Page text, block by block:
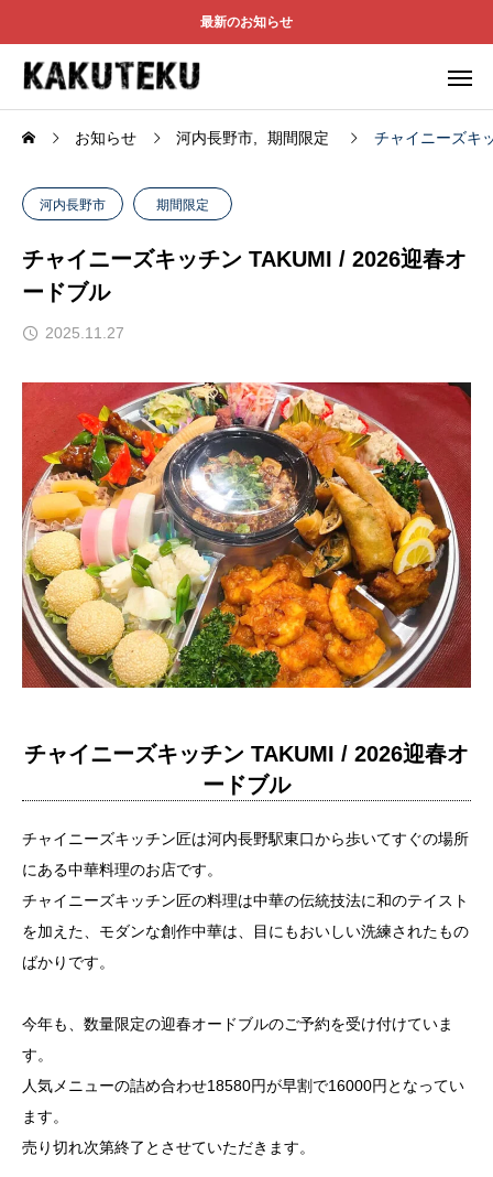
最新のお知らせ
お知らせ 河内長野市 期間限定 チャイニーズキ
河内長野市 期間限定
チャイニーズキッチン TAKUMI / 2026迎春オ
ードブル
2025.11.27
チャイニーズキッチン TAKUMI / 2026迎春オ
ードブル
チャイニーズキッチン匠は河内長野駅東口から歩いてすぐの場所
にある中華料理のお店です。
チャイニーズキッチン匠の料理は中華の伝統技法に和のテイスト
を加えた、モダンな創作中華は、目にもおいしい洗練されたもの
ばかりです。
今年も、数量限定の迎春オードブルのご予約を受け付けていま
す。
人気メニューの詰め合わせ18580円が早割で16000円となってい
ます。
売り切れ次第終了とさせていただきます。